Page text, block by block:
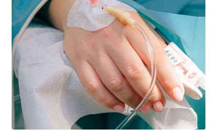
SAINS-TEKNO
KESEHATAN
INTERNASIONAL
SERBA-SERBI
PENDIDIKAN